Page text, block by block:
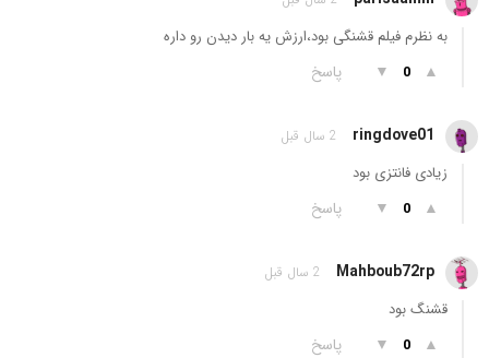
به نظرم فیلم قشنگی بود،ارزش یه بار دیدن رو داره
▲
0
▼ پاسخ
ringdove01 2 سال قبل
زیادی فانتزی بود
▲
0
▼ پاسخ
Mahboub72rp 2 سال قبل
قشنگ بود
▲
0
▼ پاسخ